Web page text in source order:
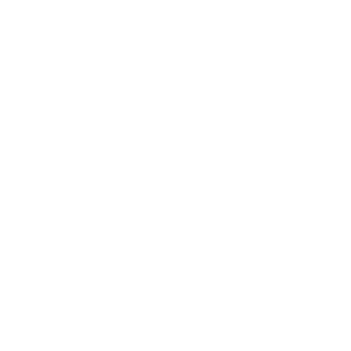
zum Meer